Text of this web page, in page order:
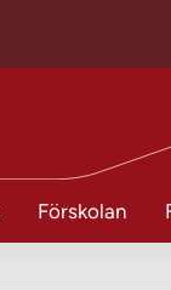
Förskolan